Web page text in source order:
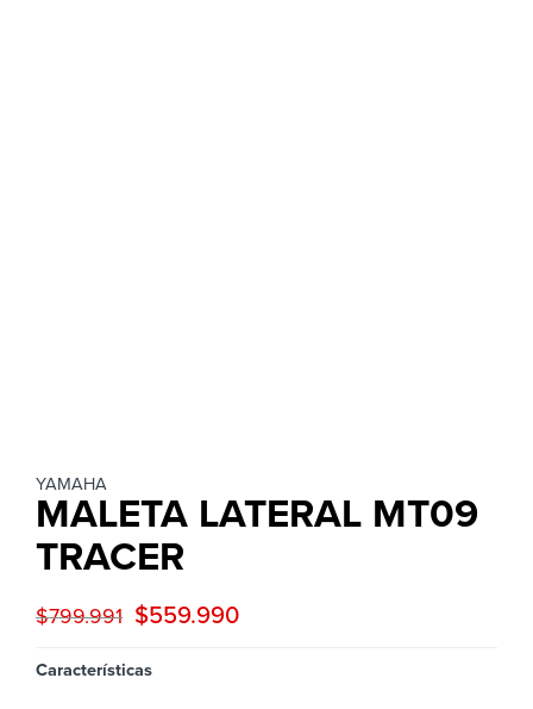
YAMAHA
MALETA LATERAL MT09
TRACER
$799.991 $559.990
Características